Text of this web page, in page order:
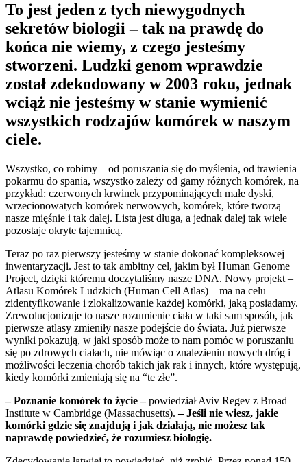
To jest jeden z tych niewygodnych
sekretów biologii – tak na prawdę do
końca nie wiemy, z czego jesteśmy
stworzeni. Ludzki genom wprawdzie
został zdekodowany w 2003 roku, jednak
wciąż nie jesteśmy w stanie wymienić
wszystkich rodzajów komórek w naszym
ciele.
Wszystko, co robimy – od poruszania się do myślenia, od trawienia
pokarmu do spania, wszystko zależy od gamy różnych komórek, na
przykład: czerwonych krwinek przypominających małe dyski,
wrzecionowatych komórek nerwowych, komórek, które tworzą
nasze mięśnie i tak dalej. Lista jest długa, a jednak dalej tak wiele
pozostaje okryte tajemnicą.
Teraz po raz pierwszy jesteśmy w stanie dokonać kompleksowej
inwentaryzacji. Jest to tak ambitny cel, jakim był Human Genome
Project, dzięki któremu doczytaliśmy nasze DNA. Nowy projekt –
Atlasu Komórek Ludzkich (Human Cell Atlas) – ma na celu
zidentyfikowanie i zlokalizowanie każdej komórki, jaką posiadamy.
Zrewolucjonizuje to nasze rozumienie ciała w taki sam sposób, jak
pierwsze atlasy zmieniły nasze podejście do świata. Już pierwsze
wyniki pokazują, w jaki sposób może to nam pomóc w poruszaniu
się po zdrowych ciałach, nie mówiąc o znalezieniu nowych dróg i
możliwości leczenia chorób takich jak rak i innych, które występują,
kiedy komórki zmieniają się na “te złe”.
– Poznanie komórek to życie –powiedział Aviv Regev z Broad
Institute w Cambridge (Massachusetts).– Jeśli nie wiesz, jakie
komórki gdzie się znajdują i jak działają, nie możesz tak
naprawdę powiedzieć, że rozumiesz biologię.